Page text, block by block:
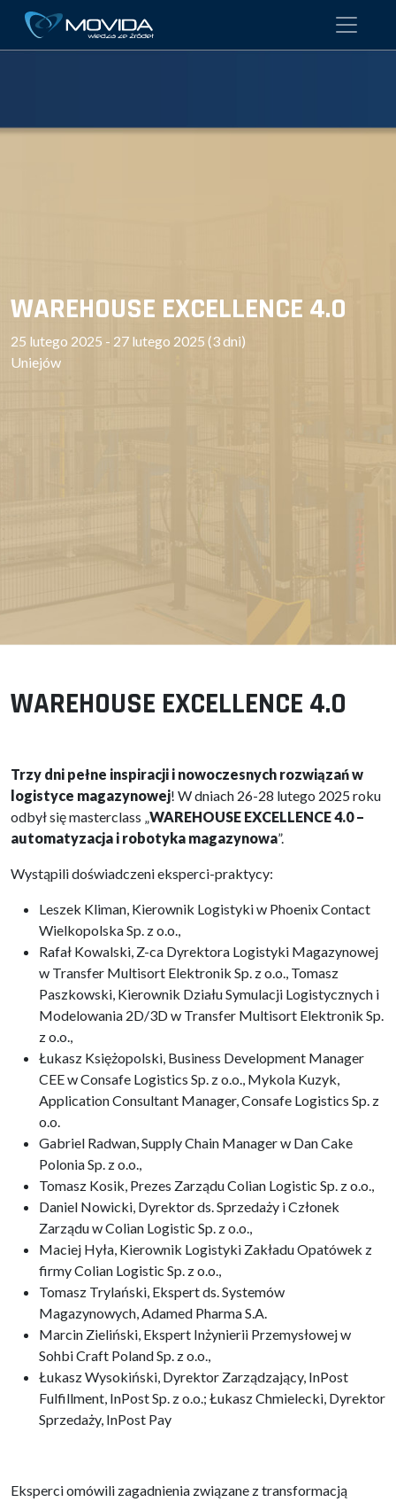
WAREHOUSE EXCELLENCE 4.0
25 lutego 2025 - 27 lutego 2025 (3 dni)
Uniejów
WAREHOUSE EXCELLENCE 4.0
Trzy dni pełne inspiracji i nowoczesnych rozwiązań w
logistyce magazynowej! W dniach 26-28 lutego 2025 roku
odbył się masterclass „WAREHOUSE EXCELLENCE 4.0 –
automatyzacja i robotyka magazynowa”.
Wystąpili doświadczeni eksperci-praktycy:
Leszek Kliman, Kierownik Logistyki w Phoenix Contact
Wielkopolska Sp. z o.o.,
Rafał Kowalski, Z-ca Dyrektora Logistyki Magazynowej
w Transfer Multisort Elektronik Sp. z o.o., Tomasz
Paszkowski, Kierownik Działu Symulacji Logistycznych i
Modelowania 2D/3D w Transfer Multisort Elektronik Sp.
z o.o.,
Łukasz Księżopolski, Business Development Manager
CEE w Consafe Logistics Sp. z o.o., Mykola Kuzyk,
Application Consultant Manager, Consafe Logistics Sp. z
o.o.
Gabriel Radwan, Supply Chain Manager w Dan Cake
Polonia Sp. z o.o.,
Tomasz Kosik, Prezes Zarządu Colian Logistic Sp. z o.o.,
Daniel Nowicki, Dyrektor ds. Sprzedaży i Członek
Zarządu w Colian Logistic Sp. z o.o.,
Maciej Hyła, Kierownik Logistyki Zakładu Opatówek z
firmy Colian Logistic Sp. z o.o.,
Tomasz Trylański, Ekspert ds. Systemów
Magazynowych, Adamed Pharma S.A.
Marcin Zieliński, Ekspert Inżynierii Przemysłowej w
Sohbi Craft Poland Sp. z o.o.,
Łukasz Wysokiński, Dyrektor Zarządzający, InPost
Fulfillment, InPost Sp. z o.o.; Łukasz Chmielecki, Dyrektor
Sprzedaży, InPost Pay
Eksperci omówili zagadnienia związane z transformacją